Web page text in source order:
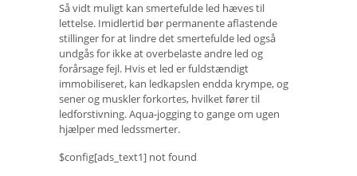
Så vidt muligt kan smertefulde led hæves til
lettelse. Imidlertid bør permanente aflastende
stillinger for at lindre det smertefulde led også
undgås for ikke at overbelaste andre led og
forårsage fejl. Hvis et led er fuldstændigt
immobiliseret, kan ledkapslen endda krympe, og
sener og muskler forkortes, hvilket fører til
ledforstivning. Aqua-jogging to gange om ugen
hjælper med ledssmerter.
$config[ads_text1] not found